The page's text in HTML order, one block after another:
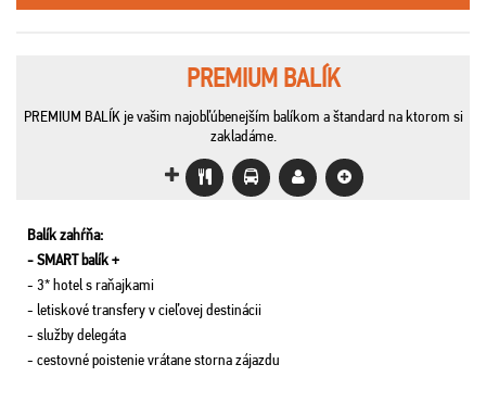
PREMIUM BALÍK
PREMIUM BALÍK je vašim najobľúbenejším balíkom a štandard na ktorom si
zakladáme.
Balík zahŕňa:
- SMART balík +
- 3* hotel s raňajkami
- letiskové transfery v cieľovej destinácii
- služby delegáta
- cestovné poistenie vrátane storna zájazdu